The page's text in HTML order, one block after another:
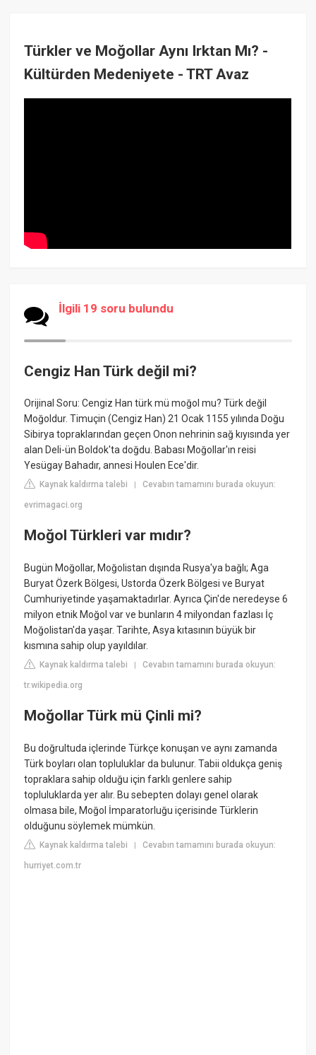
Türkler ve Moğollar Aynı Irktan Mı? -
Kültürden Medeniyete - TRT Avaz
İlgili 19 soru bulundu
Cengiz Han Türk değil mi?
Orijinal Soru: Cengiz Han türk mü moğol mu? Türk değil
Moğoldur. Timuçin (Cengiz Han) 21 Ocak 1155 yılında Doğu
Sibirya topraklarından geçen Onon nehrinin sağ kıyısında yer
alan Deli-ün Boldok'ta doğdu. Babası Moğollar'ın reisi
Yesügay Bahadır, annesi Houlen Ece'dir.
Kaynak kaldırma talebi |Cevabın tamamını burada okuyun:
evrimagaci.org
Moğol Türkleri var mıdır?
Bugün Moğollar, Moğolistan dışında Rusya'ya bağlı; Aga
Buryat Özerk Bölgesi, Ustorda Özerk Bölgesi ve Buryat
Cumhuriyetinde yaşamaktadırlar. Ayrıca Çin'de neredeyse 6
milyon etnik Moğol var ve bunların 4 milyondan fazlası İç
Moğolistan'da yaşar. Tarihte, Asya kıtasının büyük bir
kısmına sahip olup yayıldılar.
Kaynak kaldırma talebi |Cevabın tamamını burada okuyun:
tr.wikipedia.org
Moğollar Türk mü Çinli mi?
Bu doğrultuda içlerinde Türkçe konuşan ve aynı zamanda
Türk boyları olan topluluklar da bulunur. Tabii oldukça geniş
topraklara sahip olduğu için farklı genlere sahip
topluluklarda yer alır. Bu sebepten dolayı genel olarak
olmasa bile, Moğol İmparatorluğu içerisinde Türklerin
olduğunu söylemek mümkün.
Kaynak kaldırma talebi |Cevabın tamamını burada okuyun:
hurriyet.com.tr